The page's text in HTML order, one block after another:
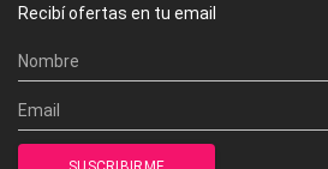
Recibí ofertas en tu email